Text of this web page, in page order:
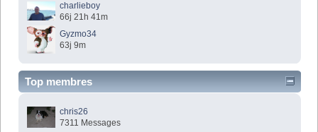
charlieboy
66j 21h 41m
Gyzmo34
63j 9m
Top membres
chris26
7311 Messages